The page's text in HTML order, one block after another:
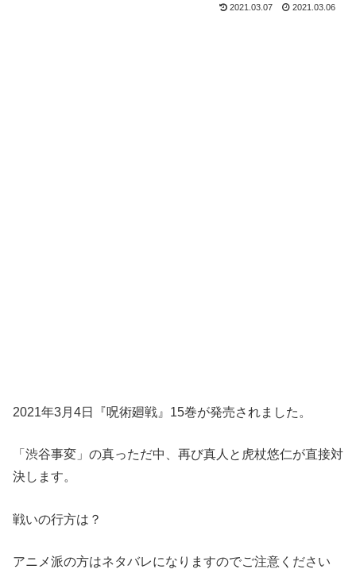
2021.03.07 2021.03.06
2021年3月4日『呪術廻戦』15巻が発売されました。
「渋谷事変」の真っただ中、再び真人と虎杖悠仁が直接対
決します。
戦いの行方は？
アニメ派の方はネタバレになりますのでご注意ください